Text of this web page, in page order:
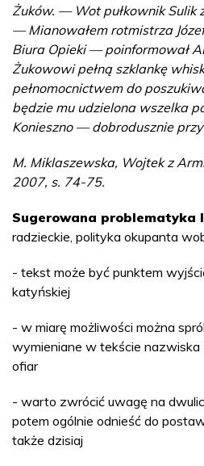
Żuków. — Wot pułkownik Sulik
— Mianowałem rotmistrza
Biura Opieki — poinformował
Żukowowi pełną szklankę
pełnomocnictwem do
będzie mu udzielona wszelka
Konieszno — dobrodusznie
M. Miklaszewska, Wojtek z
2007, s. 74-75.
Sugerowana problematyka
radzieckie, polityka okupanta
- tekst może być punktem
katyńskiej
- w miarę możliwości można
wymieniane w tekście
ofiar
- warto zwrócić uwagę na
potem ogólnie odnieść do
także dzisiaj